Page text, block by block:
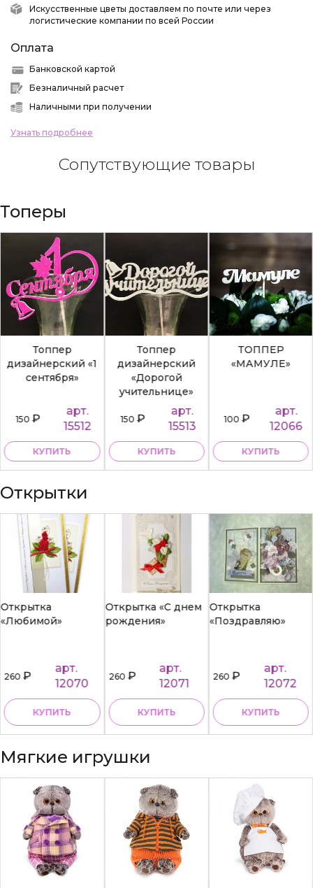
Искусственные цветы доставляем по почте или через
логистические компании по всей России
Оплата
Банковской картой
Безналичный расчет
Наличными при получении
Узнать подробнее
Сопутствующие товары
Топеры
Топпер
дизайнерский «1
сентября»
150₽
арт.
15512
КУПИТЬ
Топпер
дизайнерский
«Дорогой
учительнице»
150₽
арт.
15513
КУПИТЬ
ТОППЕР
«МАМУЛЕ»
100₽
арт.
12066
КУПИТЬ
Открытки
Открытка
«Любимой»
260₽
арт.
12070
КУПИТЬ
Открытка «С днем
рождения»
260₽
арт.
12071
КУПИТЬ
Открытка
«Поздравляю»
260₽
арт.
12072
КУПИТЬ
Мягкие игрушки